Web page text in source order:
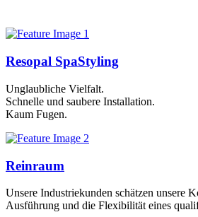
Resopal SpaStyling
Unglaubliche Vielfalt.
Schnelle und saubere Installation.
Kaum Fugen.
Reinraum
Unsere Industriekunden schätzen unsere
Ausführung und die Flexibilität eines